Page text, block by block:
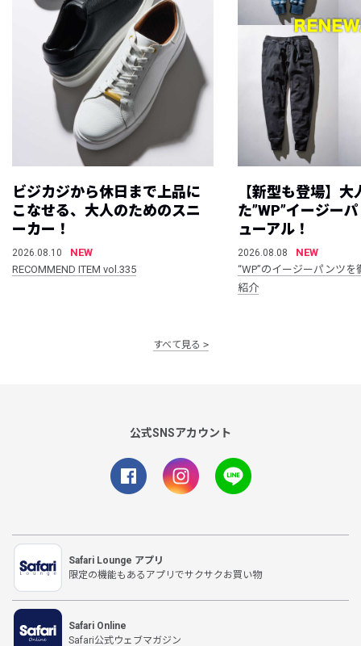
ビジカジから休日まで上品に
こなせる、大人のためのスニ
ーカー！
2026.08.10
NEW
RECOMMEND ITEM vol.335
【新型も登場】大
た”WP”イージー
ューアル！
2026.08.08
NEW
“WP”のイージーパンツ
紹介
すべて見る
公式SNSアカウント
Safari Lounge アプリ
限定の機能もあるアプリでサクサクお買い物
Safari Online
Safari公式ウェブマガジン